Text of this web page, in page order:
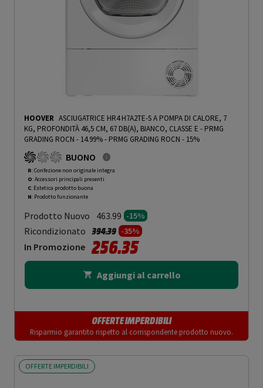
HOOVER ASCIUGATRICE HR4 H7A2TE-S A POMPA DI CALORE, 7
KG, PROFONDITÀ 46,5 CM, 67 DB(A), BIANCO, CLASSE E - PRMG
GRADING ROCN - 14.99%- PRMG GRADING ROCN - 15%
BUONO
R: Confezione non originale integra
O: Accessori principali presenti
C: Estetica prodotto buona
N: Prodotto funzionante
Prodotto Nuovo 463.99 -15%
Ricondizionato Prezzo ridotto da
394.39a-35%
In Promozione 256.35
Aggiungi al carrello
OFFERTE IMPERDIBILI
Risparmio garantito rispetto al corrispondente prodotto nuovo.
OFFERTE IMPERDIBILI